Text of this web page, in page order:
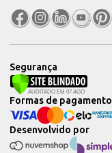
Segurança
Desenvolvido por
Formas de pagamento